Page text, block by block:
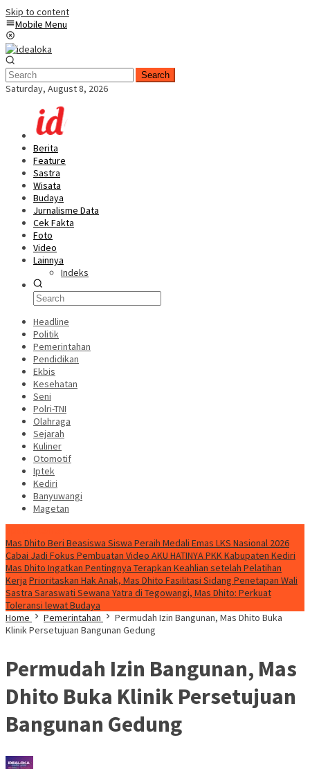
Skip to content
Mobile Menu
Search
Saturday, August 8, 2026
Berita
Feature
Sastra
Wisata
Budaya
Jurnalisme Data
Cek Fakta
Foto
Video
Lainnya
Indeks
Headline
Politik
Pemerintahan
Pendidikan
Ekbis
Kesehatan
Seni
Polri-TNI
Olahraga
Sejarah
Kuliner
Otomotif
Iptek
Kediri
Banyuwangi
Magetan
Mas Dhito Beri Beasiswa Siswa Peraih Medali Emas LKS Nasional 2026
Cabai Jadi Fokus Pembuatan Video AKU HATINYA PKK Kabupaten Kediri
Mas Dhito Ingatkan Pentingnya Terapkan Keahlian setelah Pelatihan
Kerja Prioritaskan Hak Anak, Mas Dhito Fasilitasi Sidang Penetapan Wali
Sastra Saraswati Sewana Yatra di Tegowangi, Mas Dhito: Perkuat
Toleransi lewat Budaya
Home
Pemerintahan
Permudah Izin Bangunan, Mas Dhito Buka
Klinik Persetujuan Bangunan Gedung
Permudah Izin Bangunan, Mas
Dhito Buka Klinik Persetujuan
Bangunan Gedung